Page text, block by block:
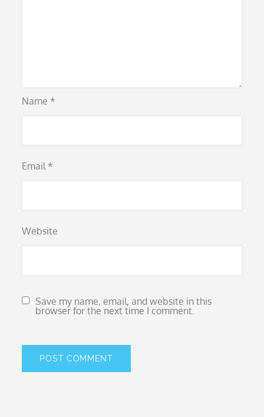
Name *
Email *
Website
Save my name, email, and website in this
browser for the next time I comment.